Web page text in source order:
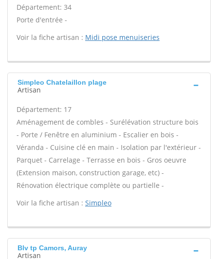
Département: 34
Porte d'entrée -
Voir la fiche artisan : Midi pose menuiseries
Simpleo Chatelaillon plage
Artisan
Département: 17
Aménagement de combles - Surélévation structure bois
- Porte / Fenêtre en aluminium - Escalier en bois -
Véranda - Cuisine clé en main - Isolation par l'extérieur -
Parquet - Carrelage - Terrasse en bois - Gros oeuvre
(Extension maison, construction garage, etc) -
Rénovation électrique complète ou partielle -
Voir la fiche artisan : Simpleo
Blv tp Camors, Auray
Artisan